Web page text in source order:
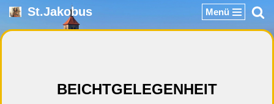
Zum
St.Jakobus Menü
BEICHTGELEGENHEIT